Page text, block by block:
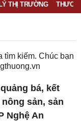
THỊ TRƯỜNG
tìm kiếm. Chúc bạn
bá, kết
sản, sản
Nghệ An